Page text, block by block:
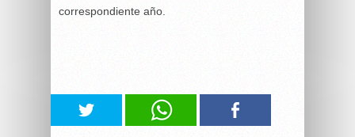
correspondiente año.